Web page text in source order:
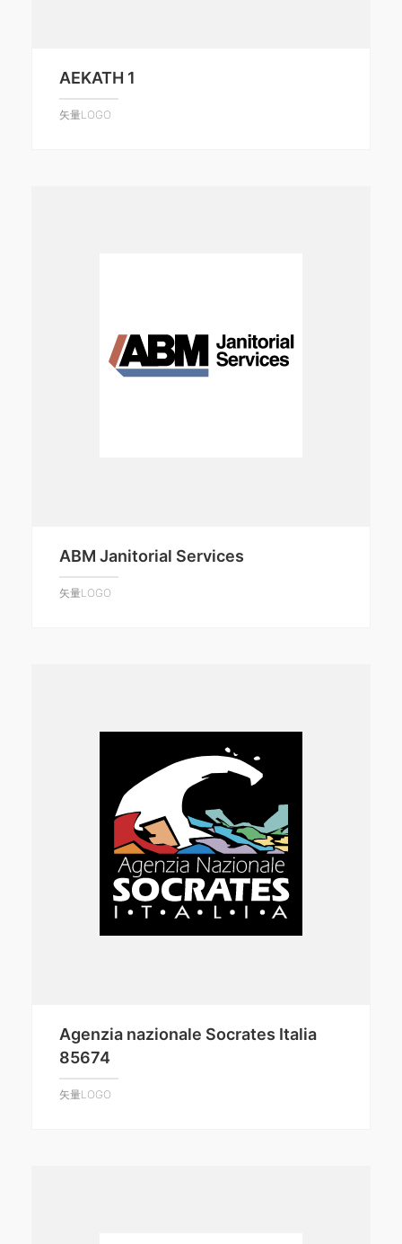
AEKATH 1
矢量LOGO
ABM Janitorial Services
矢量LOGO
Agenzia nazionale Socrates Italia
85674
矢量LOGO